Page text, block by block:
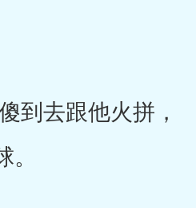
去跟他火拼，